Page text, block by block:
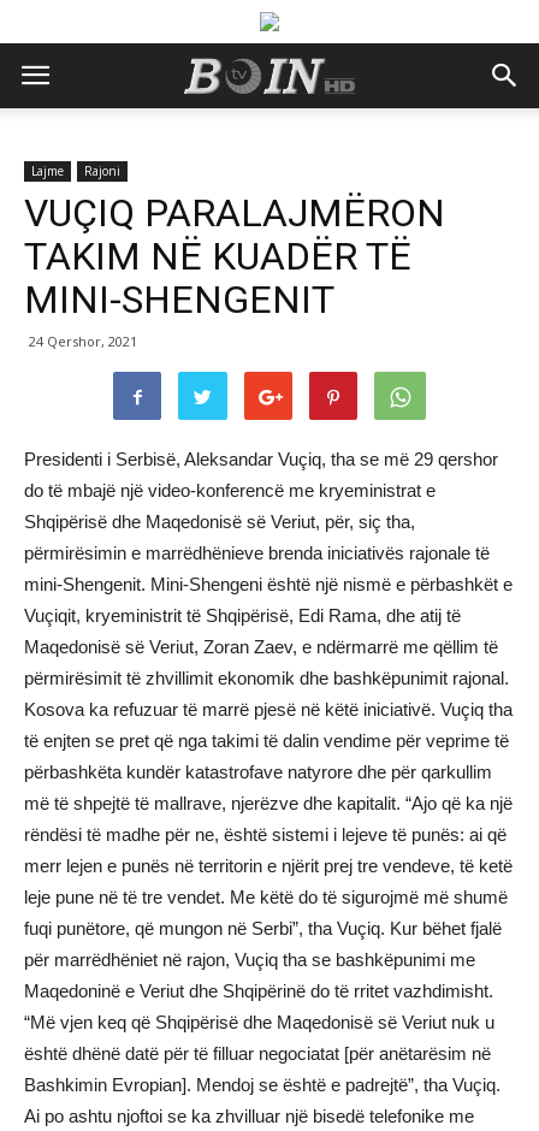
Lajme Rajoni
VUÇIQ PARALAJMËRON
TAKIM NË KUADËR TË
MINI-SHENGENIT
24 Qershor, 2021
Presidenti i Serbisë, Aleksandar Vuçiq, tha se më 29 qershor
do të mbajë një video-konferencë me kryeministrat e
Shqipërisë dhe Maqedonisë së Veriut, për, siç tha,
përmirësimin e marrëdhënieve brenda iniciativës rajonale të
mini-Shengenit. Mini-Shengeni është një nismë e përbashkët e
Vuçiqit, kryeministrit të Shqipërisë, Edi Rama, dhe atij të
Maqedonisë së Veriut, Zoran Zaev, e ndërmarrë me qëllim të
përmirësimit të zhvillimit ekonomik dhe bashkëpunimit rajonal.
Kosova ka refuzuar të marrë pjesë në këtë iniciativë. Vuçiq tha
të enjten se pret që nga takimi të dalin vendime për veprime të
përbashkëta kundër katastrofave natyrore dhe për qarkullim
më të shpejtë të mallrave, njerëzve dhe kapitalit. “Ajo që ka një
rëndësi të madhe për ne, është sistemi i lejeve të punës: ai që
merr lejen e punës në territorin e njërit prej tre vendeve, të ketë
leje pune në të tre vendet. Me këtë do të sigurojmë më shumë
fuqi punëtore, që mungon në Serbi”, tha Vuçiq. Kur bëhet fjalë
për marrëdhëniet në rajon, Vuçiq tha se bashkëpunimi me
Maqedoninë e Veriut dhe Shqipërinë do të rritet vazhdimisht.
“Më vjen keq që Shqipërisë dhe Maqedonisë së Veriut nuk u
është dhënë datë për të filluar negociatat [për anëtarësim në
Bashkimin Evropian]. Mendoj se është e padrejtë”, tha Vuçiq.
Ai po ashtu njoftoi se ka zhvilluar një bisedë telefonike me